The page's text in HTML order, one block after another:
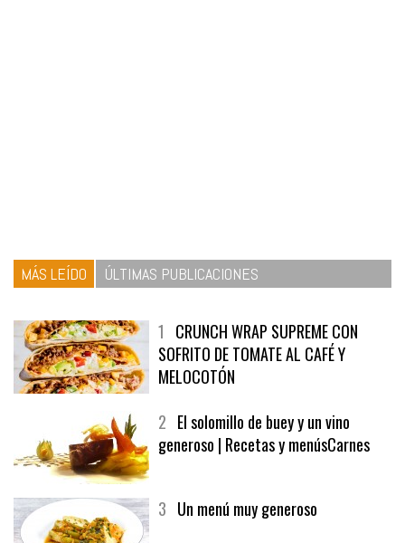
1CRUNCH WRAP SUPREME CON
SOFRITO DE TOMATE AL CAFÉ Y
MELOCOTÓN
2El solomillo de buey y un vino